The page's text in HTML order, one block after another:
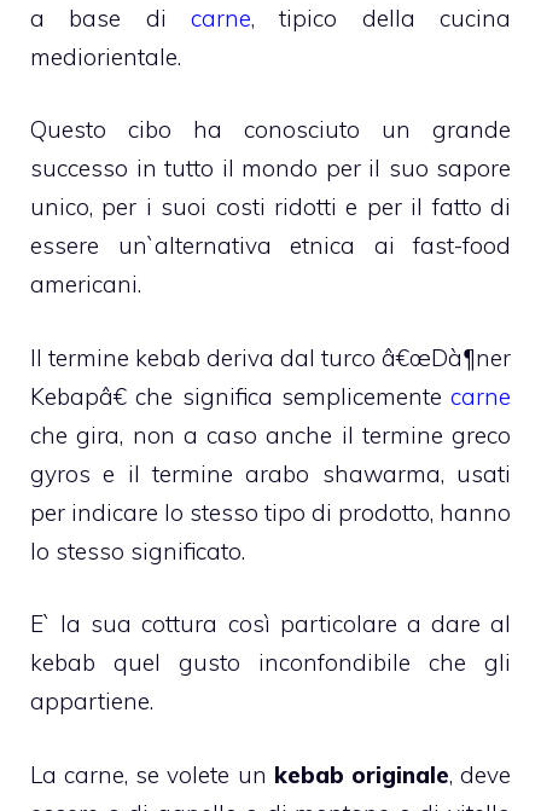
a base di carne, tipico della cucina
mediorientale.
Questo cibo ha conosciuto un grande
successo in tutto il mondo per il suo sapore
unico, per i suoi costi ridotti e per il fatto di
essere un`alternativa etnica ai fast-food
americani.
Il termine kebab deriva dal turco â€œDà¶ner
Kebapâ€ che significa semplicemente carne
che gira, non a caso anche il termine greco
gyros e il termine arabo shawarma, usati
per indicare lo stesso tipo di prodotto, hanno
lo stesso significato.
E` la sua cottura così particolare a dare al
kebab quel gusto inconfondibile che gli
appartiene.
La carne, se volete un kebab originale, deve